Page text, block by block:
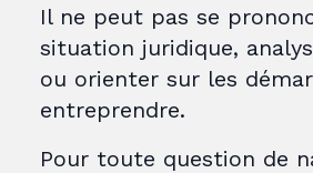
Il ne peut pas se
situation juridique,
ou orienter sur les
entreprendre.
Pour toute question de